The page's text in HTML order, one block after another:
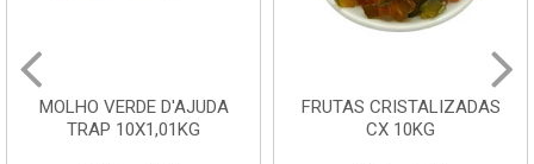
MOLHO VERDE D'AJUDA
TRAP 10X1,01KG
FRUTAS CRISTALIZADAS
CX 10KG